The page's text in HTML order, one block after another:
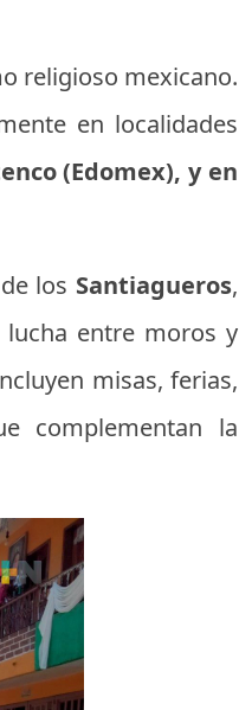
religioso mexicano.
en localidades
(Edomex), y en
los Santiagueros,
lucha entre moros y
misas, ferias,
complementan la